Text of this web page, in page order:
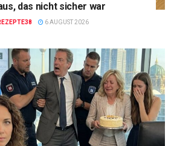
das nicht sicher war
6 AUGUST 2026